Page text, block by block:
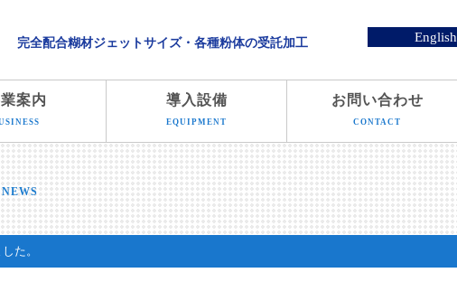
溝端化学株式会社
完全配合糊材ジェットサイズ・各種粉体の受託加工 English
案内 導入設備
EQUIPMENT
お問い合わせ
CONTACT
た。